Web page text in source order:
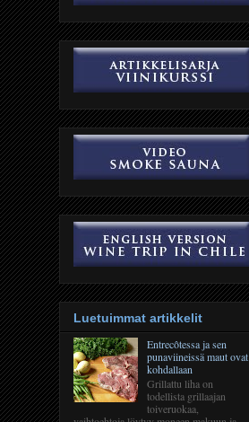
Luetuimmat artikkelit
Entrecôtessa ja sen
punaviineissä maut ovat
kohdallaan
Grillattu liha on
todellista grillaajan
toiveruokaa,